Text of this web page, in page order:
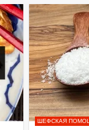
ШЕФСКАЯ